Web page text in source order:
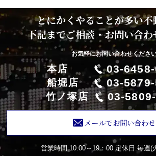
とにかくやることが多い
下記までご相談・お問い合
お気軽にお問い合わせくださ
本店 03-
船堀店 03-
竹ノ塚店 03-
メールでお問い合わせ
営業時間:10:00～19：00 定休日:毎週(